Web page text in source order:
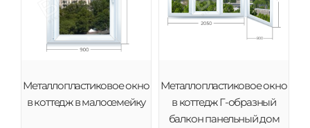
Металлопластиковое окно
в коттедж в малосемейку
Металлопластиковое окно
в коттедж Г-образный
балкон панельный дом